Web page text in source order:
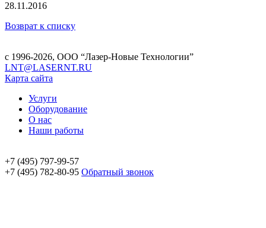
28.11.2016
Возврат к списку
с 1996-2026, ООО “Лазер-Новые Технологии”
LNT@LASERNT.RU
Карта сайта
Услуги
Оборудование
О нас
Наши работы
+7 (495) 797-99-57
+7 (495) 782-80-95 Обратный звонок